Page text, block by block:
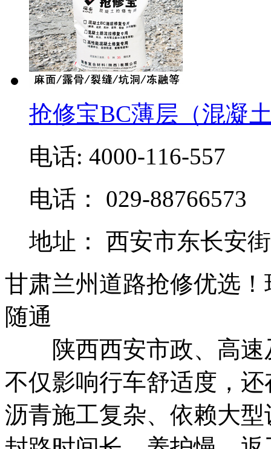
抢修宝BC薄层（混凝
电话: 4000-116-557
电话： 029-88766573
地址： 西安市东长安
甘肃兰州道路抢修优选
随通
陕西西安市政、高速
不仅影响行车舒适度，
沥青施工复杂、依赖大